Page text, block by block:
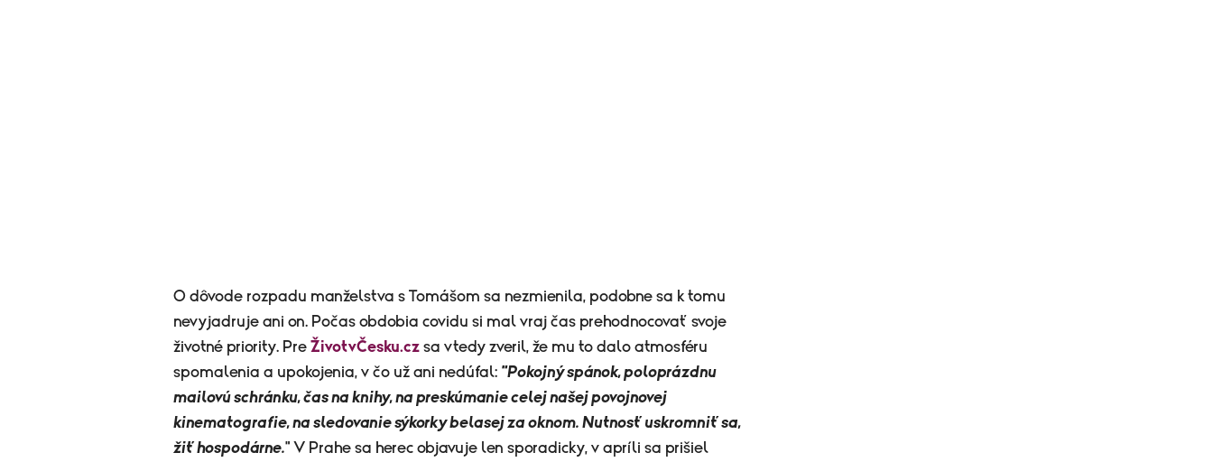
O dôvode rozpadu manželstva s Tomášom sa nezmienila, podobne sa k tomu
nevyjadruje ani on. Počas obdobia covidu si mal vraj čas prehodnocovať svoje
životné priority. Pre ŽivotvČesku.cz sa vtedy zveril, že mu to dalo atmosféru
spomalenia a upokojenia, v čo už ani nedúfal: "Pokojný spánok, poloprázdnu
mailovú schránku, čas na knihy, na preskúmanie celej našej povojnovej
kinematografie, na sledovanie sýkorky belasej za oknom. Nutnosť uskromniť sa,
žiť hospodárne." V Prahe sa herec objavuje len sporadicky, v apríli sa prišiel